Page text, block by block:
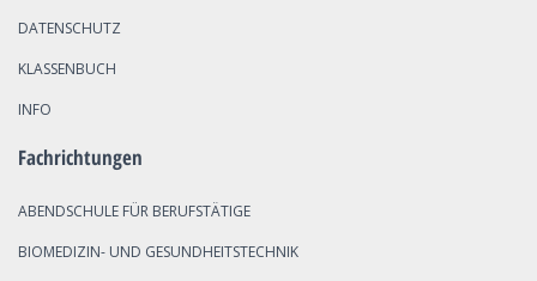
DATENSCHUTZ
KLASSENBUCH
INFO
Fachrichtungen
ABENDSCHULE FÜR BERUFSTÄTIGE
BIOMEDIZIN- UND GESUNDHEITSTECHNIK